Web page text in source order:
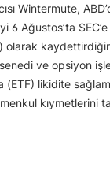
Wintermute,
6 Ağustos’ta
olarak
ve opsiyon
(ETF) likidite
kıymetlerini